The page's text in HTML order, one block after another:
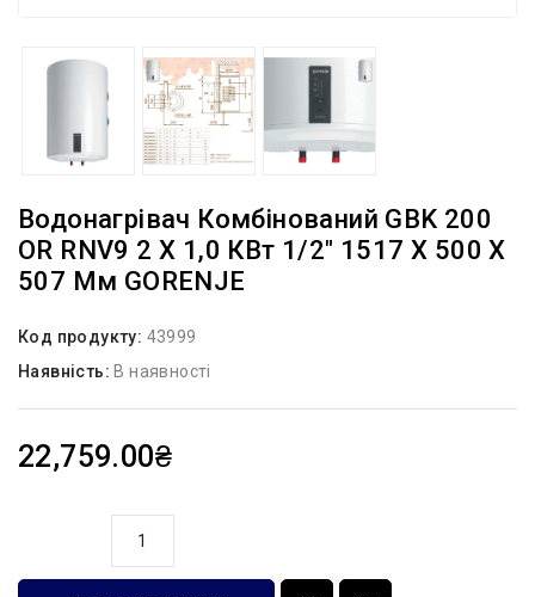
Водонагрівач Комбінований GBK 200
OR RNV9 2 Х 1,0 КВт 1/2″ 1517 X 500 X
507 Мм GORENJE
Код продукту: 43999
Наявність: В наявності
22,759.00₴